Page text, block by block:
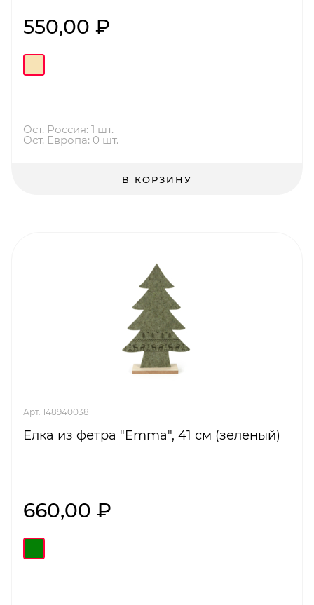
550,00 ₽
Ост. Россия: 1 шт.
Ост. Европа: 0 шт.
В КОРЗИНУ
Арт. 148940038
Елка из фетра "Emma", 41 см (зеленый)
660,00 ₽